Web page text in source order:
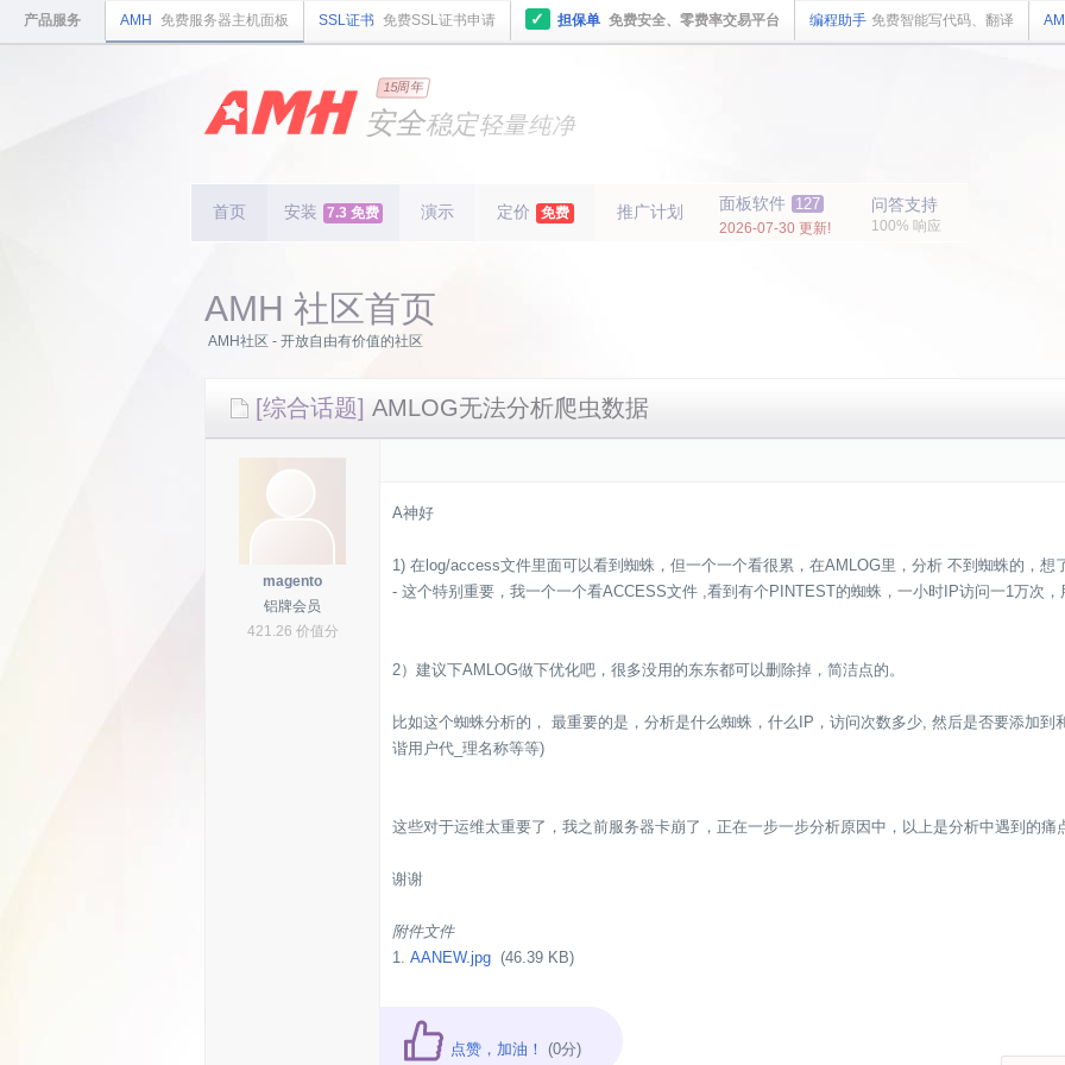
产品服务 AMH 免费服务器主机面板 SSL证书 免费SSL证书申请 ✓ 担保单 免费安全、零费率交易平台 编程助手 免费智能写代码、翻译
15周年
国内领先
安全稳定轻量纯净
首页 安装 7.3 免费 演示 定价 免费 推广计划 面板软件 127
2026-07-30 更新!
问答支持
100% 响应
AMH 社区首页
AMH社区 - 开放自由有价值的社区
[综合话题] AMLOG无法分析爬虫数据
magento
铝牌会员
421.26 价值分
A神好
1) 在log/access文件里面可以看到蜘蛛，但一个一个看很累，在AMLOG里，分析 不到蜘蛛的，想
- 这个特别重要，我一个一个看ACCESS文件 ,看到有个PINTEST的蜘蛛，一小时IP访问一1万次
2）建议下AMLOG做下优化吧，很多没用的东东都可以删除掉，简洁点的。
比如这个蜘蛛分析的， 最重要的是，分析是什么蜘蛛，什么IP，访问次数多少, 然后是否要添加
谐用户代_理名称等等)
这些对于运维太重要了，我之前服务器卡崩了，正在一步一步分析原因中，以上是分析中遇到的痛
谢谢
附件文件
1. AANEW.jpg (46.39 KB)
点赞，加油！ (0分)